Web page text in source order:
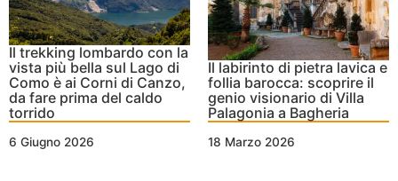
Il trekking lombardo con la
vista più bella sul Lago di
Como è ai Corni di Canzo,
da fare prima del caldo
torrido
6 Giugno 2026
Il labirinto di pietra lavica e
follia barocca: scoprire il
genio visionario di Villa
Palagonia a Bagheria
18 Marzo 2026